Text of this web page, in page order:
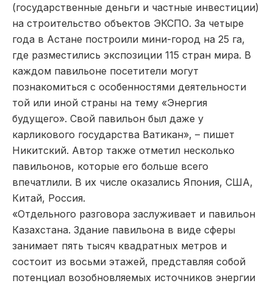
(государственные деньги и частные инвестиции)
на строительство объектов ЭКСПО. За четыре
года в Астане построили мини-город на 25 га,
где разместились экспозиции 115 стран мира. В
каждом павильоне посетители могут
познакомиться с особенностями деятельности
той или иной страны на тему «Энергия
будущего». Свой павильон был даже у
карликового государства Ватикан», – пишет
Никитский. Автор также отметил несколько
павильонов, которые его больше всего
впечатлили. В их числе оказались Япония, США,
Китай, Россия.
«Отдельного разговора заслуживает и павильон
Казахстана. Здание павильона в виде сферы
занимает пять тысяч квадратных метров и
состоит из восьми этажей, представляя собой
потенциал возобновляемых источников энергии